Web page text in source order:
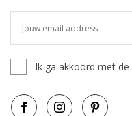
Ik ga akkoord met de